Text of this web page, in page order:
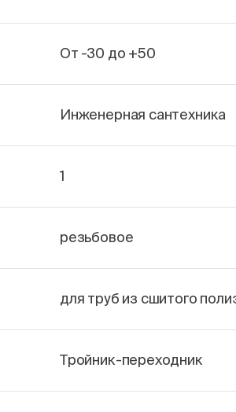
От -30 до +50
Инженерная сантехника
1
резьбовое
для труб из сшитого
Тройник-переходник